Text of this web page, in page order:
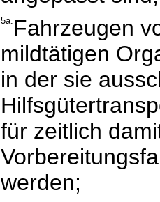
5a. Fahrzeugen
mildtätigen
in der sie
für zeitlich
werden;